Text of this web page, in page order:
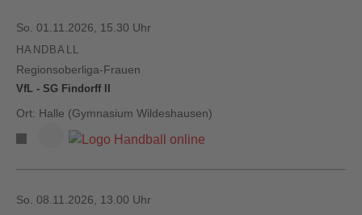
So. 01.11.2026, 15.30 Uhr
HANDBALL
Regionsoberliga-Frauen
VfL - SG Findorff II
Ort: Halle (Gymnasium Wildeshausen)
So. 08.11.2026, 13.00 Uhr